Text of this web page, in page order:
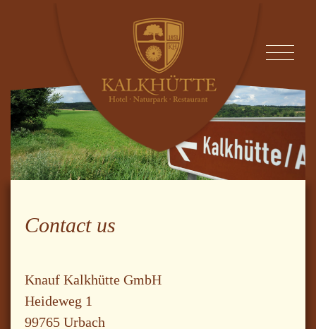
Contact us
Knauf Kalkhütte GmbH
Heideweg 1
99765 Urbach